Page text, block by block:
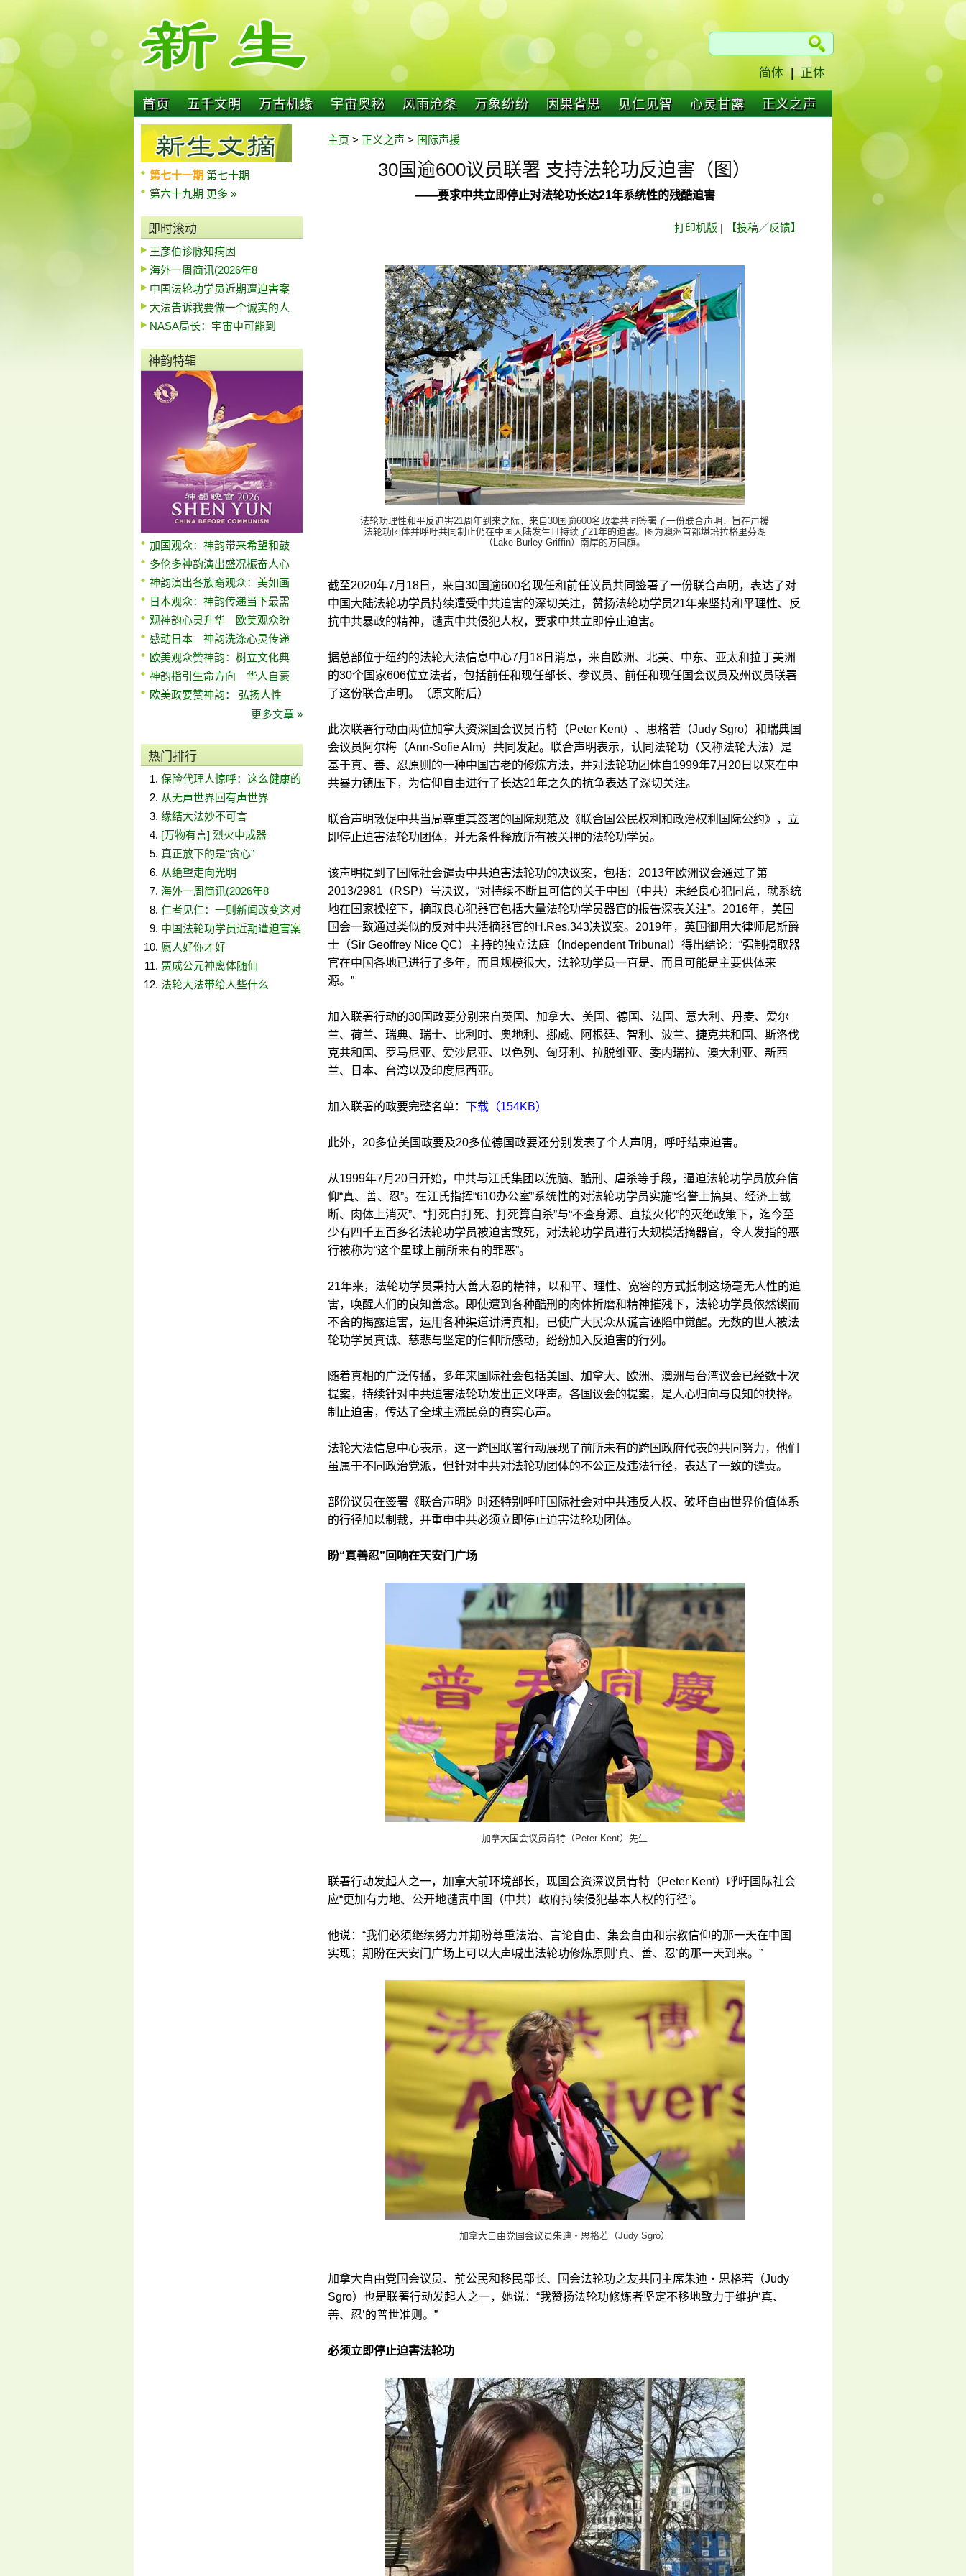
简体 | 正体
首页 五千文明 万古机缘 宇宙奥秘 风雨沧桑 万象纷纷 因果省思 见仁见智 心灵甘露 正义之声
第七十一期 第七十期
第六十九期 更多 »
即时滚动
王彦伯诊脉知病因
海外一周简讯(2026年8
中国法轮功学员近期遭迫害案
大法告诉我要做一个诚实的人
NASA局长：宇宙中可能到
神韵特辑
加国观众：神韵带来希望和鼓
多伦多神韵演出盛况振奋人心
神韵演出各族裔观众：美如画
日本观众：神韵传递当下最需
观神韵心灵升华 欧美观众盼
感动日本 神韵洗涤心灵传递
欧美观众赞神韵：树立文化典
神韵指引生命方向 华人自豪
欧美政要赞神韵： 弘扬人性
更多文章 »
热门排行
保险代理人惊呼：这么健康的
从无声世界回有声世界
缘结大法妙不可言
[万物有言] 烈火中成器
真正放下的是“贪心”
从绝望走向光明
海外一周简讯(2026年8
仁者见仁：一则新闻改变这对
中国法轮功学员近期遭迫害案
愿人好你才好
贾成公元神离体随仙
法轮大法带给人些什么
主页 > 正义之声 > 国际声援
30国逾600议员联署 支持法轮功反迫害（图）
——要求中共立即停止对法轮功长达21年系统性的残酷迫害
打印机版 | 【投稿／反馈】
法轮功理性和平反迫害21周年到来之际，来自30国逾600名政要共同签署了一份联合声明，旨在声援
法轮功团体并呼吁共同制止仍在中国大陆发生且持续了21年的迫害。图为澳洲首都堪培拉格里芬湖
（Lake Burley Griffin）南岸的万国旗。
截至2020年7月18日，来自30国逾600名现任和前任议员共同签署了一份联合声明，表达了对
中国大陆法轮功学员持续遭受中共迫害的深切关注，赞扬法轮功学员21年来坚持和平理性、反
抗中共暴政的精神，谴责中共侵犯人权，要求中共立即停止迫害。
据总部位于纽约的法轮大法信息中心7月18日消息，来自欧洲、北美、中东、亚太和拉丁美洲
的30个国家606位立法者，包括前任和现任部长、参议员、前任和现任国会议员及州议员联署
了这份联合声明。（原文附后）
此次联署行动由两位加拿大资深国会议员肯特（Peter Kent）、思格若（Judy Sgro）和瑞典国
会议员阿尔梅（Ann-Sofie Alm）共同发起。联合声明表示，认同法轮功（又称法轮大法）是
基于真、善、忍原则的一种中国古老的修炼方法，并对法轮功团体自1999年7月20日以来在中
共暴力镇压下，为信仰自由进行了长达21年之久的抗争表达了深切关注。
联合声明敦促中共当局尊重其签署的国际规范及《联合国公民权利和政治权利国际公约》，立
即停止迫害法轮功团体，并无条件释放所有被关押的法轮功学员。
该声明提到了国际社会谴责中共迫害法轮功的决议案，包括：2013年欧洲议会通过了第
2013/2981（RSP）号决议，“对持续不断且可信的关于中国（中共）未经良心犯同意，就系统
地在国家操控下，摘取良心犯器官包括大量法轮功学员器官的报告深表关注”。2016年，美国
国会一致通过类似的反对中共活摘器官的H.Res.343决议案。2019年，英国御用大律师尼斯爵
士（Sir Geoffrey Nice QC）主持的独立法庭（Independent Tribunal）得出结论：“强制摘取器
官在中国各地已进行了多年，而且规模很大，法轮功学员一直是、而且可能是主要供体来
源。”
加入联署行动的30国政要分别来自英国、加拿大、美国、德国、法国、意大利、丹麦、爱尔
兰、荷兰、瑞典、瑞士、比利时、奥地利、挪威、阿根廷、智利、波兰、捷克共和国、斯洛伐
克共和国、罗马尼亚、爱沙尼亚、以色列、匈牙利、拉脱维亚、委内瑞拉、澳大利亚、新西
兰、日本、台湾以及印度尼西亚。
加入联署的政要完整名单： 下载（154KB）
此外，20多位美国政要及20多位德国政要还分别发表了个人声明，呼吁结束迫害。
从1999年7月20日开始，中共与江氏集团以洗脑、酷刑、虐杀等手段，逼迫法轮功学员放弃信
仰“真、善、忍”。在江氏指挥“610办公室”系统性的对法轮功学员实施“名誉上搞臭、经济上截
断、肉体上消灭”、“打死白打死、打死算自杀”与“不查身源、直接火化”的灭绝政策下，迄今至
少有四千五百多名法轮功学员被迫害致死，对法轮功学员进行大规模活摘器官，令人发指的恶
行被称为“这个星球上前所未有的罪恶”。
21年来，法轮功学员秉持大善大忍的精神，以和平、理性、宽容的方式抵制这场毫无人性的迫
害，唤醒人们的良知善念。即使遭到各种酷刑的肉体折磨和精神摧残下，法轮功学员依然锲而
不舍的揭露迫害，运用各种渠道讲清真相，已使广大民众从谎言诬陷中觉醒。无数的世人被法
轮功学员真诚、慈悲与坚定的信仰所感动，纷纷加入反迫害的行列。
随着真相的广泛传播，多年来国际社会包括美国、加拿大、欧洲、澳洲与台湾议会已经数十次
提案，持续针对中共迫害法轮功发出正义呼声。各国议会的提案，是人心归向与良知的抉择。
制止迫害，传达了全球主流民意的真实心声。
法轮大法信息中心表示，这一跨国联署行动展现了前所未有的跨国政府代表的共同努力，他们
虽属于不同政治党派，但针对中共对法轮功团体的不公正及违法行径，表达了一致的谴责。
部份议员在签署《联合声明》时还特别呼吁国际社会对中共违反人权、破坏自由世界价值体系
的行径加以制裁，并重申中共必须立即停止迫害法轮功团体。
盼“真善忍”回响在天安门广场
加拿大国会议员肯特（Peter Kent）先生
联署行动发起人之一，加拿大前环境部长，现国会资深议员肯特（Peter Kent）呼吁国际社会
应“更加有力地、公开地谴责中国（中共）政府持续侵犯基本人权的行径”。
他说：“我们必须继续努力并期盼尊重法治、言论自由、集会自由和宗教信仰的那一天在中国
实现；期盼在天安门广场上可以大声喊出法轮功修炼原则‘真、善、忍’的那一天到来。”
加拿大自由党国会议员朱迪・思格若（Judy Sgro）
加拿大自由党国会议员、前公民和移民部长、国会法轮功之友共同主席朱迪・思格若（Judy
Sgro）也是联署行动发起人之一，她说：“我赞扬法轮功修炼者坚定不移地致力于维护‘真、
善、忍’的普世准则。”
必须立即停止迫害法轮功